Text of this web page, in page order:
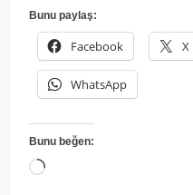
Bunu paylaş:
Facebook X
WhatsApp
Bunu beğen:
Yükleniyor...